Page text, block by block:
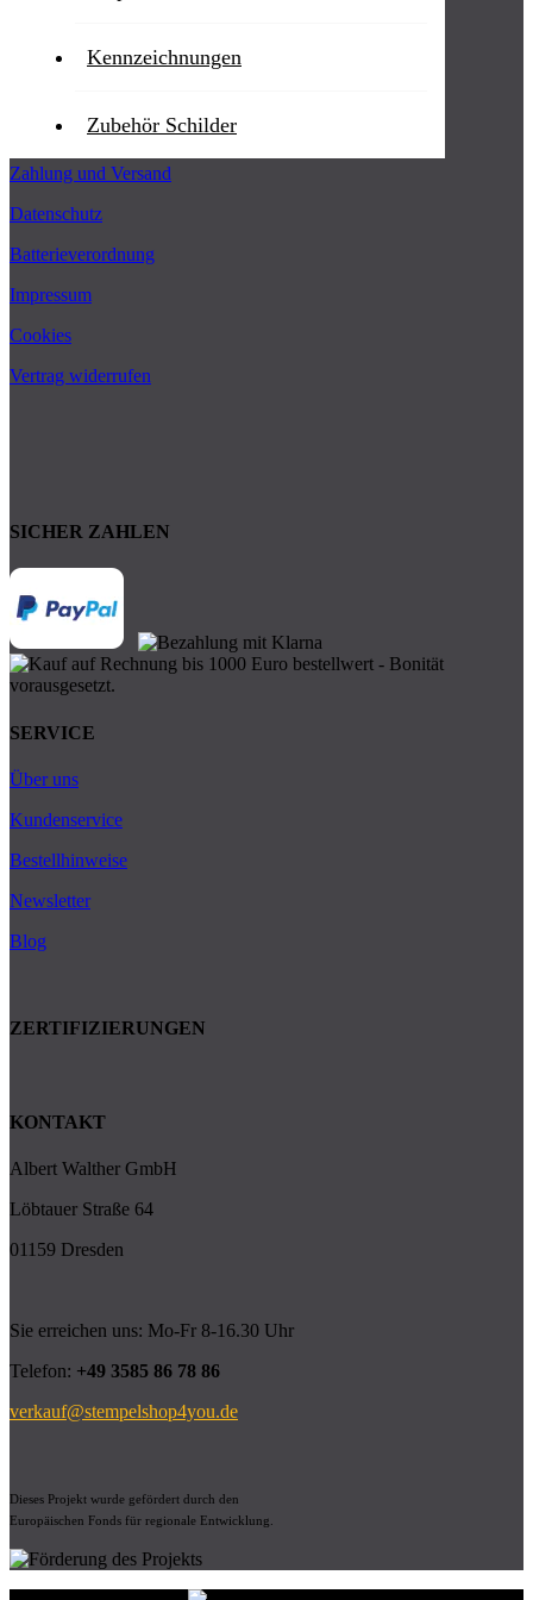
Kennzeichnungen
Zubehör Schilder
Zahlung und Versand
Datenschutz
Batterieverordnung
Impressum
Cookies
Vertrag widerrufen
SICHER ZAHLEN
SERVICE
Über uns
Kundenservice
Bestellhinweise
Newsletter
Blog
ZERTIFIZIERUNGEN
KONTAKT
Albert Walther GmbH
Löbtauer Straße 64
01159 Dresden
Sie erreichen uns: Mo-Fr 8-16.30 Uhr
Telefon: +49 3585 86 78 86
verkauf@stempelshop4you.de
Dieses Projekt wurde gefördert durch den
Europäischen Fonds für regionale Entwicklung.